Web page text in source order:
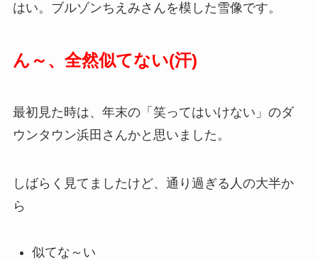
はい。ブルゾンちえみさんを模した雪像です。
ん～、全然似てない(汗)
最初見た時は、年末の「笑ってはいけない」のダ
ウンタウン浜田さんかと思いました。
しばらく見てましたけど、通り過ぎる人の大半か
ら
似てな～い